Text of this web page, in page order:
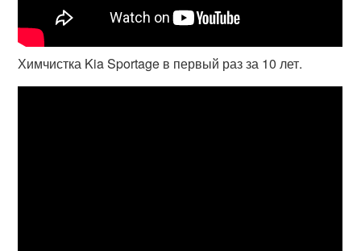
Химчистка Kia Sportage в первый раз за 10 лет.